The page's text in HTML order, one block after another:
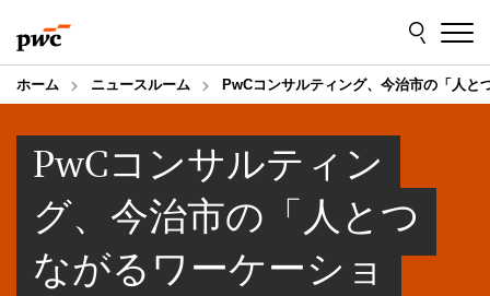
to
content
to
footer
ホーム ニュースルーム PwCコンサルティング、今治市の「人と
PwCコンサルティン
グ、今治市の「人とつ
ながるワーケーショ